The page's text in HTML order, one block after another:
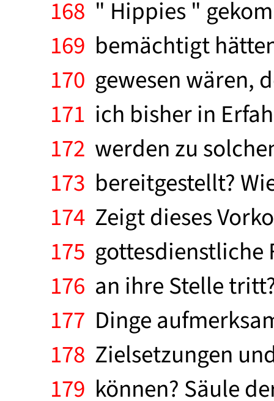
168 " Hippies "
169 bemächtigt
170 gewesen wären,
171 ich bisher in
172 werden zu
173 bereitgestellt?
174 Zeigt dieses
175 gottesdienstliche
176 an ihre Stelle
177 Dinge
178 Zielsetzungen
179 können? Säule